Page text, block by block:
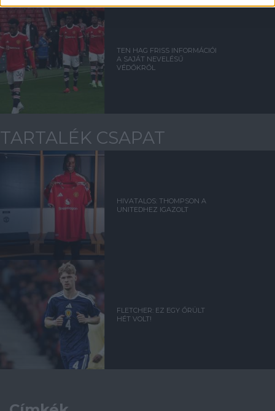
TEN HAG FRISS INFORMÁCIÓI
A SAJÁT NEVELÉSŰ
VÉDŐKRŐL
TARTALÉK CSAPAT
HIVATALOS: THOMPSON A
UNITEDHEZ IGAZOLT
FLETCHER: EZ EGY ŐRÜLT
HÉT VOLT!